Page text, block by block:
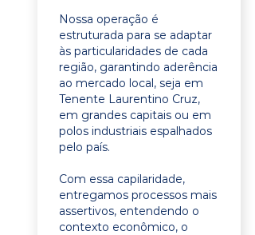
Nossa operação é
estruturada para se adaptar
às particularidades de cada
região, garantindo aderência
ao mercado local, seja em
Tenente Laurentino Cruz,
em grandes capitais ou em
polos industriais espalhados
pelo país.
Com essa capilaridade,
entregamos processos mais
assertivos, entendendo o
contexto econômico, o